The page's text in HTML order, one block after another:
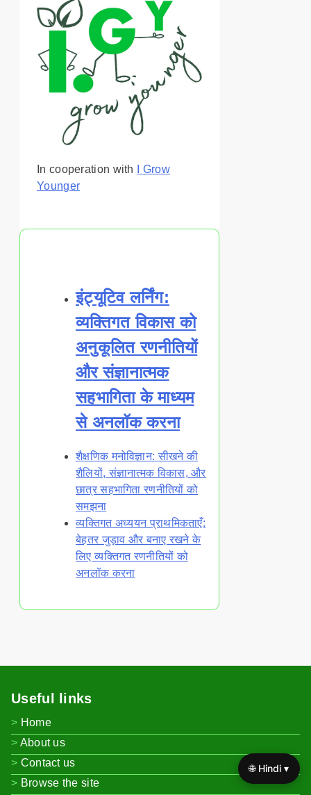
In cooperation with
I Grow
Younger
इंट्यूटिव लर्निंग:
व्यक्तिगत विकास को
अनुकूलित रणनीतियों
और संज्ञानात्मक
सहभागिता के माध्यम
से अनलॉक करना
शैक्षणिक मनोविज्ञान: सीखने की
शैलियों, संज्ञानात्मक विकास, और
छात्र सहभागिता रणनीतियों को
समझना
व्यक्तिगत अध्ययन प्राथमिकताएँ:
बेहतर जुड़ाव और बनाए रखने के
लिए व्यक्तिगत रणनीतियों को
अनलॉक करना
Useful links
Home
About us
Contact us
Browse the site
🌐 Hindi ▾